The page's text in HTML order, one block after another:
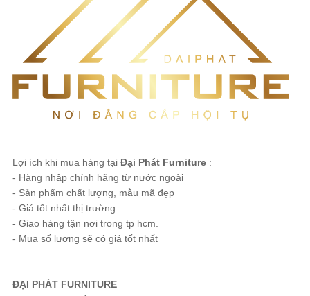
Lợi ích khi mua hàng tại Đại Phát Furniture:
- Hàng nhâp chính hãng từ nước ngoài
- Sản phẩm chất lượng, mẫu mã đẹp
- Giá tốt nhất thị trường.
- Giao hàng tận nơi trong tp hcm.
- Mua số lượng sẽ có giá tốt nhất
ĐẠI PHÁT FURNITURE